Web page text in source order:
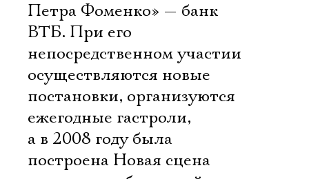
Петра Фоменко» — банк
ВТБ. При его
непосредственном участии
осуществляются новые
постановки, организуются
ежегодные гастроли,
а в 2008 году была
построена Новая сцена